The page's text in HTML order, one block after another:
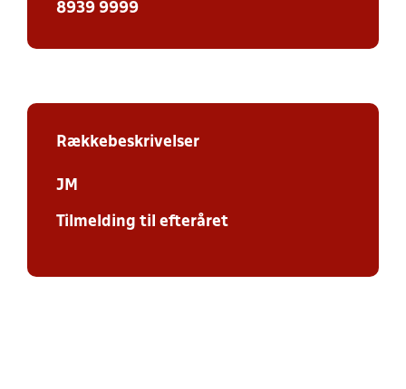
8939 9999
Rækkebeskrivelser
JM
Tilmelding til efteråret